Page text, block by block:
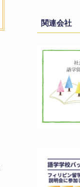
関連会社